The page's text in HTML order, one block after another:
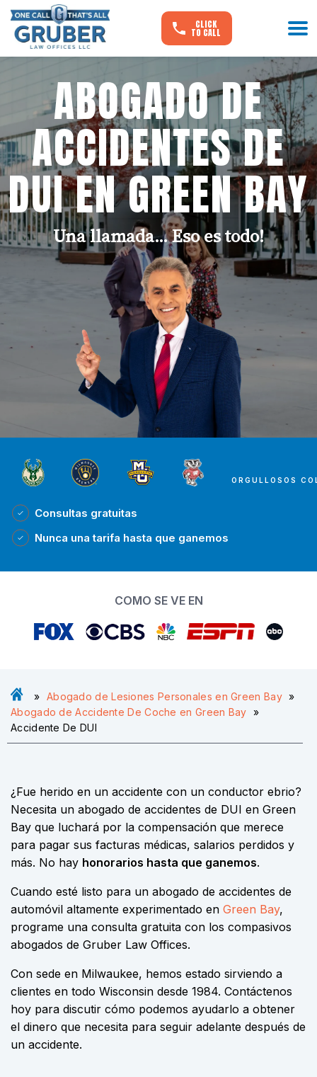
CLICK
TO CALL
ABOGADO DE
ACCIDENTES DE
DUI EN GREEN BAY
Una llamada... Eso es todo!
ORGULLOSOS
Consultas gratuitas
Nunca una tarifa hasta que ganemos
COMO SE VE EN
» Abogado de Lesiones Personales en Green Bay »
Abogado de Accidente De Coche en Green Bay »
Accidente De DUI
¿Fue herido en un accidente con un conductor ebrio?
Necesita un abogado de accidentes de DUI en Green
Bay que luchará por la compensación que merece
para pagar sus facturas médicas, salarios perdidos y
más. No hay honorarios hasta que ganemos.
Cuando esté listo para un abogado de accidentes de
automóvil altamente experimentado en Green Bay,
programe una consulta gratuita con los compasivos
abogados de Gruber Law Offices.
Con sede en Milwaukee, hemos estado sirviendo a
clientes en todo Wisconsin desde 1984. Contáctenos
hoy para discutir cómo podemos ayudarlo a obtener
el dinero que necesita para seguir adelante después de
un accidente.